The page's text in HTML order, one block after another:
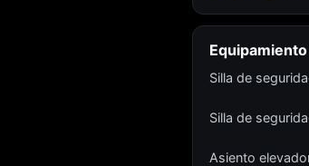
Silla de
Silla de
Asiento